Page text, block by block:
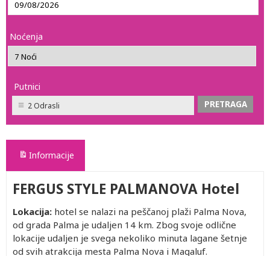
Noćenja
Putnici
2 Odrasli
Informacije
FERGUS STYLE PALMANOVA Hotel
Lokacija: hotel se nalazi na peščanoj plaži Palma Nova,
od grada Palma je udaljen 14 km. Zbog svoje odlične
lokacije udaljen je svega nekoliko minuta lagane šetnje
od svih atrakcija mesta Palma Nova i Magaluf.